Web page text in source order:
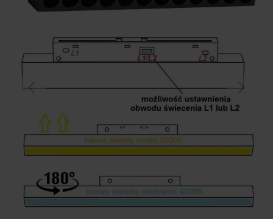
Previous Next